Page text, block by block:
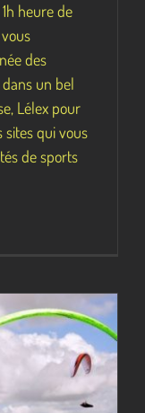
heure de
des
un bel
Lélex pour
qui vous
de sports